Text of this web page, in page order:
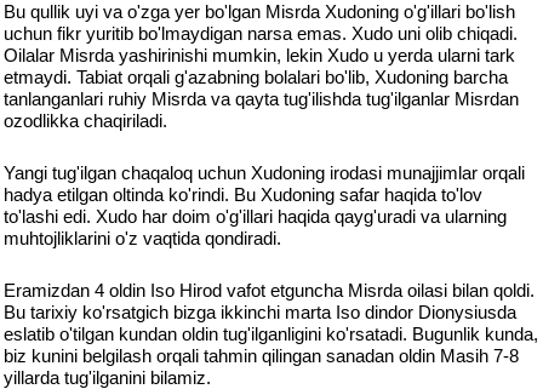
Bu qullik uyi va o'zga yer bo'lgan Misrda Xudoning o'g'illari bo'lish
uchun fikr yuritib bo'lmaydigan narsa emas. Xudo uni olib chiqadi.
Oilalar Misrda yashirinishi mumkin, lekin Xudo u yerda ularni tark
etmaydi. Tabiat orqali g'azabning bolalari bo'lib, Xudoning barcha
tanlanganlari ruhiy Misrda va qayta tug'ilishda tug'ilganlar Misrdan
ozodlikka chaqiriladi.
Yangi tug'ilgan chaqaloq uchun Xudoning irodasi munajjimlar orqali
hadya etilgan oltinda ko'rindi. Bu Xudoning safar haqida to'lov
to'lashi edi. Xudo har doim o'g'illari haqida qayg'uradi va ularning
muhtojliklarini o'z vaqtida qondiradi.
Eramizdan 4 oldin Iso Hirod vafot etguncha Misrda oilasi bilan qoldi.
Bu tarixiy ko'rsatgich bizga ikkinchi marta Iso dindor Dionysiusda
eslatib o'tilgan kundan oldin tug'ilganligini ko'rsatadi. Bugunlik kunda,
biz kunini belgilash orqali tahmin qilingan sanadan oldin Masih 7-8
yillarda tug'ilganini bilamiz.